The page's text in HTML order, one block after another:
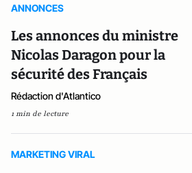
ANNONCES
Les annonces du ministre
Nicolas Daragon pour la
sécurité des Français
Rédaction d'Atlantico
1 min de lecture
MARKETING VIRAL